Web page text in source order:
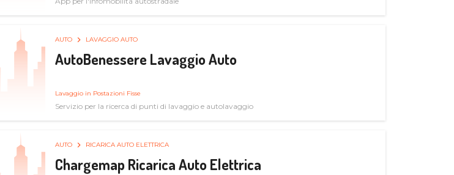
AUTO LAVAGGIO AUTO
AutoBenessere Lavaggio Auto
Lavaggio in Postazioni Fisse
Servizio per la ricerca di punti di lavaggio e autolavaggio
AUTO RICARICA AUTO ELETTRICA
Chargemap Ricarica Auto Elettrica